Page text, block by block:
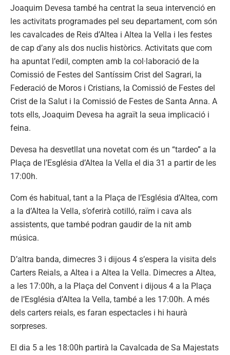
Joaquim Devesa també ha centrat la seua intervenció en
les activitats programades pel seu departament, com són
les cavalcades de Reis d’Altea i Altea la Vella i les festes
de cap d’any als dos nuclis històrics. Activitats que com
ha apuntat l’edil, compten amb la col·laboració de la
Comissió de Festes del Santíssim Crist del Sagrari, la
Federació de Moros i Cristians, la Comissió de Festes del
Crist de la Salut i la Comissió de Festes de Santa Anna. A
tots ells, Joaquim Devesa ha agraït la seua implicació i
feina.
Devesa ha desvetllat una novetat com és un “tardeo” a la
Plaça de l’Església d’Altea la Vella el dia 31 a partir de les
17:00h.
Com és habitual, tant a la Plaça de l’Església d’Altea, com
a la d’Altea la Vella, s’oferirà cotilló, raïm i cava als
assistents, que també podran gaudir de la nit amb
música.
D’altra banda, dimecres 3 i dijous 4 s’espera la visita dels
Carters Reials, a Altea i a Altea la Vella. Dimecres a Altea,
a les 17:00h, a la Plaça del Convent i dijous 4 a la Plaça
de l’Església d’Altea la Vella, també a les 17:00h. A més
dels carters reials, es faran espectacles i hi haurà
sorpreses.
El dia 5 a les 18:00h partirà la Cavalcada de Sa Majestats